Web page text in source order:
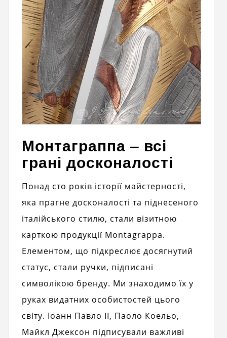
Монтаграппа – всі
грані досконалості
Понад сто років історії майстерності,
яка прагне досконалості та піднесеного
італійського стилю, стали візитною
карткою продукції Montagrappa.
Елементом, що підкреслює досягнутий
статус, стали ручки, підписані
символікою бренду. Ми знаходимо їх у
руках видатних особистостей цього
світу. Іоанн Павло II, Паоло Коельо,
Майкл Джексон підписували важливі